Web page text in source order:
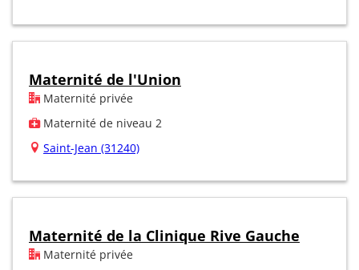
Maternité de l'Union
Maternité privée
Maternité de niveau 2
Saint-Jean (31240)
Maternité de la Clinique Rive Gauche
Maternité privée